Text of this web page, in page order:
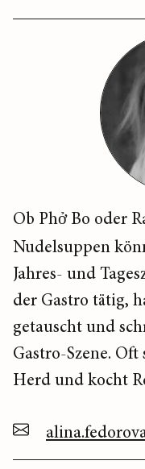
Ob Phở Bo oder
Nudelsuppen
Jahres- und
der Gastro tätig,
getauscht und
Gastro-Szene.
Herd und kocht